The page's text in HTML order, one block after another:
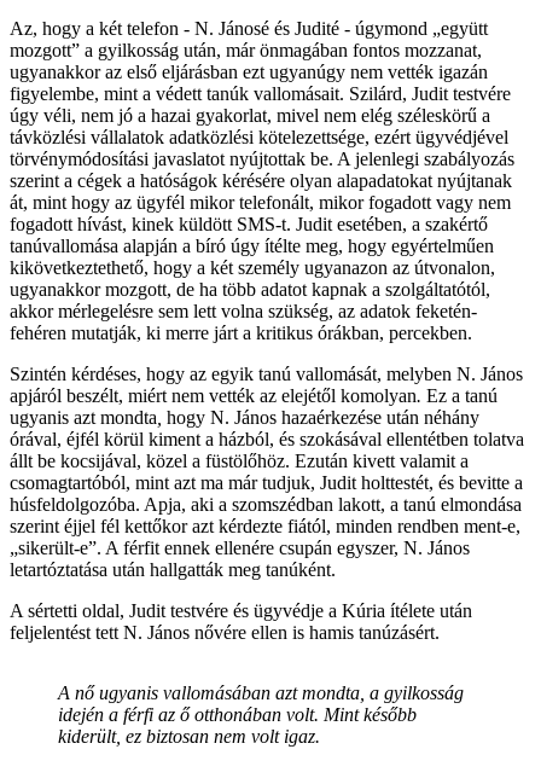
Az, hogy a két telefon - N. Jánosé és Judité - úgymond „együtt
mozgott” a gyilkosság után, már önmagában fontos mozzanat,
ugyanakkor az első eljárásban ezt ugyanúgy nem vették igazán
figyelembe, mint a védett tanúk vallomásait. Szilárd, Judit testvére
úgy véli, nem jó a hazai gyakorlat, mivel nem elég széleskörű a
távközlési vállalatok adatközlési kötelezettsége, ezért ügyvédjével
törvénymódosítási javaslatot nyújtottak be. A jelenlegi szabályozás
szerint a cégek a hatóságok kérésére olyan alapadatokat nyújtanak
át, mint hogy az ügyfél mikor telefonált, mikor fogadott vagy nem
fogadott hívást, kinek küldött SMS-t. Judit esetében, a szakértő
tanúvallomása alapján a bíró úgy ítélte meg, hogy egyértelműen
kikövetkeztethető, hogy a két személy ugyanazon az útvonalon,
ugyanakkor mozgott, de ha több adatot kapnak a szolgáltatótól,
akkor mérlegelésre sem lett volna szükség, az adatok feketén-
fehéren mutatják, ki merre járt a kritikus órákban, percekben.
Szintén kérdéses, hogy az egyik tanú vallomását, melyben N. János
apjáról beszélt, miért nem vették az elejétől komolyan. Ez a tanú
ugyanis azt mondta hogy N. János hazaérkezése után néhány
órával, éjfél körül kiment a házból, és szokásával ellentétben tolatva
állt be kocsijával, közel a füstölőhöz. Ezután kivett valamit a
csomagtartóból, mint azt ma már tudjuk, Judit holttestét, és bevitte a
húsfeldolgozóba. Apja, aki a szomszédban lakott, a tanú elmondása
szerint éjjel fél kettőkor azt kérdezte fiától, minden rendben ment-e,
„sikerült-e”. A férfit ennek ellenére csupán egyszer, N. János
letartóztatása után hallgatták meg tanúként.
A sértetti oldal, Judit testvére és ügyvédje a Kúria ítélete után
feljelentést tett N. János nővére ellen is hamis tanúzásért.
A nő ugyanis vallomásában azt mondta, a gyilkosság
idején a férfi az ő otthonában volt. Mint később
kiderült, ez biztosan nem volt igaz.